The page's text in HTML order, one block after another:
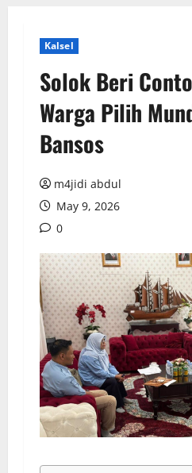
Kalsel
Solok Beri
Warga Pilih
Bansos
m4jidi abdul
May 9, 2026
0